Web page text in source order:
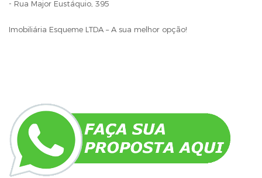
- Rua Major Eustáquio, 395
Imobiliária Esqueme LTDA – A sua melhor opção!